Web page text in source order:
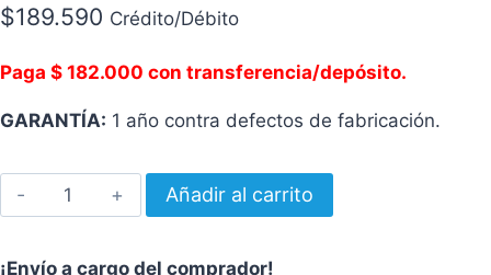
$189.590 Crédito/Débito
Paga $ 182.000 con transferencia/depósito.
GARANTÍA: 1 año contra defectos de fabricación.
Silla
de
Añadir al carrito
¡Envío a cargo del comprador!